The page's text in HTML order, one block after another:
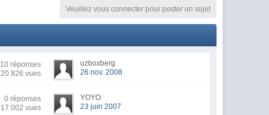
Veuillez vous connecter pour poster un sujet
10 réponses
20 826 vues
uzboxberg
26 nov. 2008
0 réponses
17 002 vues
YOYO
23 juin 2007